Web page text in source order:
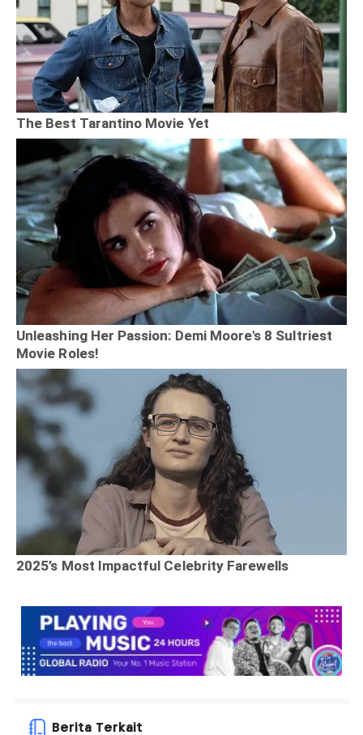
Berita Terkait